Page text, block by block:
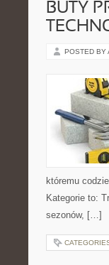
BUTY
POSTED BY
któremu
Kategorie to:
sezonów, […]